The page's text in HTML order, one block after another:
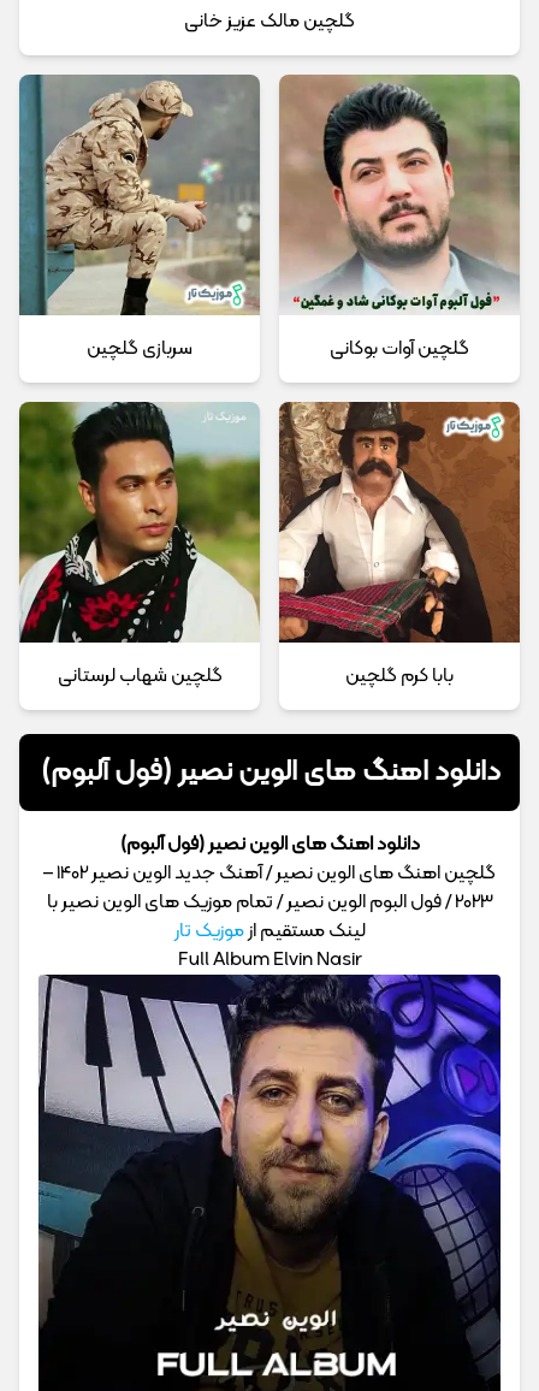
گلچین مالک عزیز خانی
گلچین آوات بوکانی سربازی گلچین
بابا کرم گلچین گلچین شهاب لرستانی
دانلود اهنگ های الوین نصیر (فول آلبوم)
دانلود اهنگ های الوین نصیر (فول آلبوم)
گلچین اهنگ های الوین نصیر / آهنگ جدید الوین نصیر 1402 –
2023 / فول البوم الوین نصیر / تمام موزیک های الوین نصیر با
لینک مستقیم ازموزیک تار
Full Album Elvin Nasir